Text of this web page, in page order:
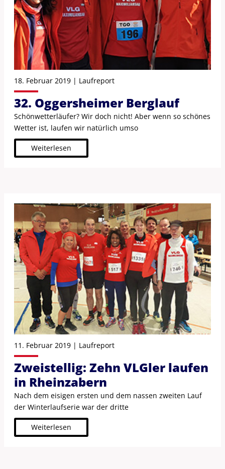
18. Februar 2019 | Laufreport
32. Oggersheimer Berglauf
Schönwetterläufer? Wir doch nicht! Aber wenn so schönes
Wetter ist, laufen wir natürlich umso
Weiterlesen
11. Februar 2019 | Laufreport
Zweistellig: Zehn VLGler laufen
in Rheinzabern
Nach dem eisigen ersten und dem nassen zweiten Lauf
der Winterlaufserie war der dritte
Weiterlesen